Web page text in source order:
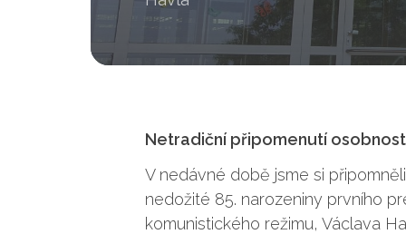
Netradiční připomenutí
V nedávné době jsme si
nedožité 85. narozeniny prvního
komunistického režimu, Václava